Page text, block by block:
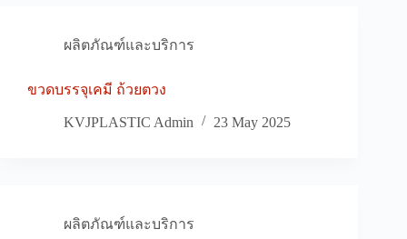
ผลิตภัณฑ์และบริการ
ขวดบรรจุเคมี ถ้วยตวง
KVJPLASTIC Admin 23 May 2025
ผลิตภัณฑ์และบริการ